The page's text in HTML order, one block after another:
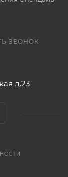
ЗВОНОК
д.23